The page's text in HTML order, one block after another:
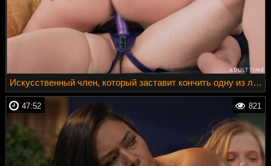
Искусственный член, который заставит кончить одну из лесбиянок
821
47:52